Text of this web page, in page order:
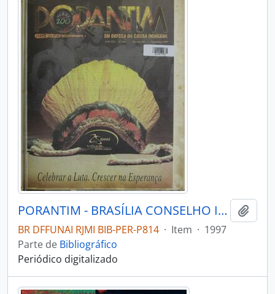
PORANTIM - BRASÍLIA CONSELHO INDIGENISTA MISSIONÁRIO - 1997 - Nº200
BR DFFUNAI RJMI BIB-PER-P814 · Item · 1997
Parte de Bibliográfico
Periódico digitalizado